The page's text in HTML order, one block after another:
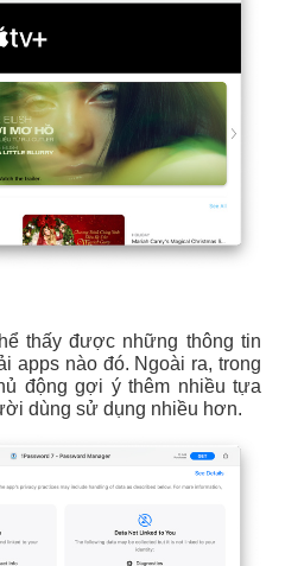
thấy được những thông tin
apps nào đó. Ngoài ra, trong
động gợi ý thêm nhiều tựa
dùng sử dụng nhiều hơn.